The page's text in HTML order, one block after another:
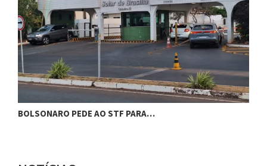
BOLSONARO PEDE AO STF PARA…